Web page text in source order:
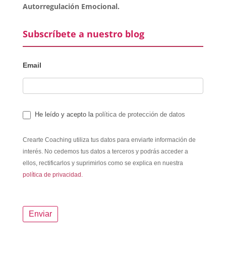
Autorregulación Emocional.
Subscríbete a nuestro blog
Email
He leído y acepto la política de protección de datos
Crearte Coaching utiliza tus datos para enviarte información de
interés. No cedemos tus datos a terceros y podrás acceder a
ellos, rectificarlos y suprimirlos como se explica en nuestra
política de privacidad.